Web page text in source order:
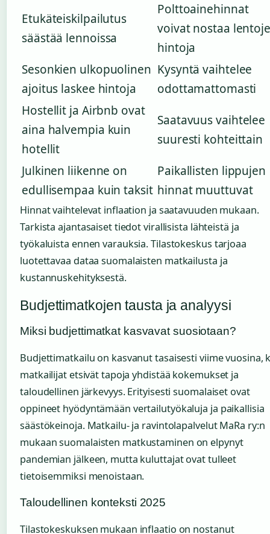
Etukäteiskilpailutus
säästää lennoissa
Polttoainehinnat
voivat nostaa
hintoja
Sesonkien ulkopuolinen
ajoitus laskee hintoja
Kysyntä vaihtelee
odottamattomasti
Hostellit ja Airbnb ovat
aina halvempia kuin
hotellit
Saatavuus vaihtelee
suuresti kohteittain
Julkinen liikenne on
edullisempaa kuin taksit
Paikallisten lippujen
hinnat muuttuvat
Hinnat vaihtelevat inflaation ja saatavuuden mukaan.
Tarkista ajantasaiset tiedot virallisista lähteistä ja
työkaluista ennen varauksia. Tilastokeskus tarjoaa
luotettavaa dataa suomalaisten matkailusta ja
kustannuskehityksestä.
Budjettimatkojen tausta ja analyysi
Miksi budjettimatkat kasvavat suosiotaan?
Budjettimatkailu on kasvanut tasaisesti viime vuosina,
matkailijat etsivät tapoja yhdistää kokemukset ja
taloudellinen järkevyys. Erityisesti suomalaiset ovat
oppineet hyödyntämään vertailutyökaluja ja paikallisia
säästökeinoja. Matkailu- ja ravintolapalvelut MaRa ry:n
mukaan suomalaisten matkustaminen on elpynyt
pandemian jälkeen, mutta kuluttajat ovat tulleet
tietoisemmiksi menoistaan.
Taloudellinen konteksti 2025
Tilastokeskuksen mukaan inflaatio on nostanut